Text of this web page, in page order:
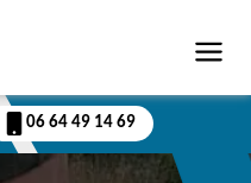
06 64 49 14 69